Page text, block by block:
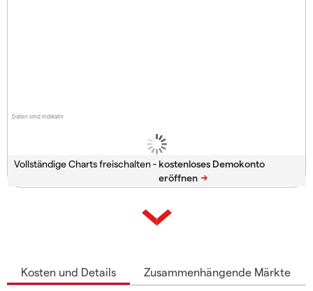
Daten sind indikativ
Vollständige Charts freischalten -
Kosten und Details Zusammenhängende Märkte